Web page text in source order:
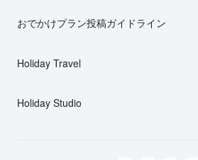
おでかけプラン投稿ガイドライン
Holiday Travel
Holiday Studio